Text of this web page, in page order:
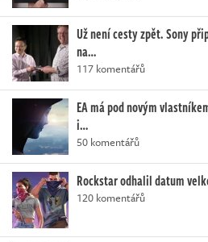
Už není cesty zpět. Sony
na…
117 komentářů
EA má pod novým
i…
50 komentářů
Rockstar odhalil datum
120 komentářů